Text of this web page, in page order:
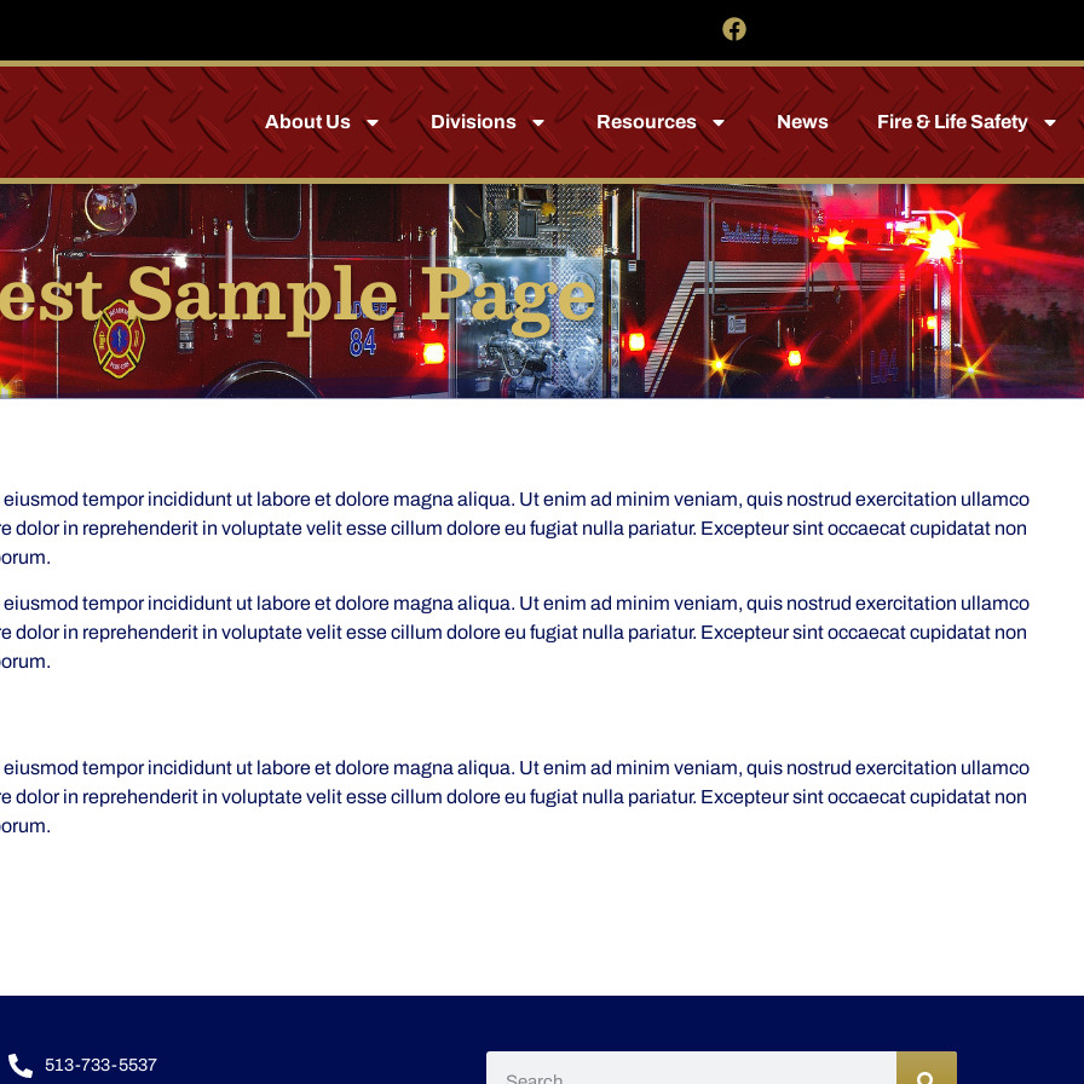
About Us Divisions Resources News Fire & Life Safety
Sample Page
tempor incididunt ut labore et dolore magna aliqua. Ut enim ad minim veniam, quis nostrud exercitation ullamco
dolor in reprehenderit in voluptate velit esse cillum dolore eu fugiat nulla pariatur. Excepteur sint occaecat cupidatat non
tempor incididunt ut labore et dolore magna aliqua. Ut enim ad minim veniam, quis nostrud exercitation ullamco
dolor in reprehenderit in voluptate velit esse cillum dolore eu fugiat nulla pariatur. Excepteur sint occaecat cupidatat non
tempor incididunt ut labore et dolore magna aliqua. Ut enim ad minim veniam, quis nostrud exercitation ullamco
dolor in reprehenderit in voluptate velit esse cillum dolore eu fugiat nulla pariatur. Excepteur sint occaecat cupidatat non
513-733-5537